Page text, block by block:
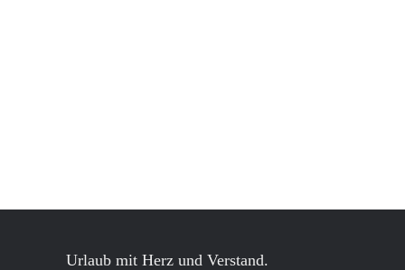
Urlaub mit Herz und Verstand.